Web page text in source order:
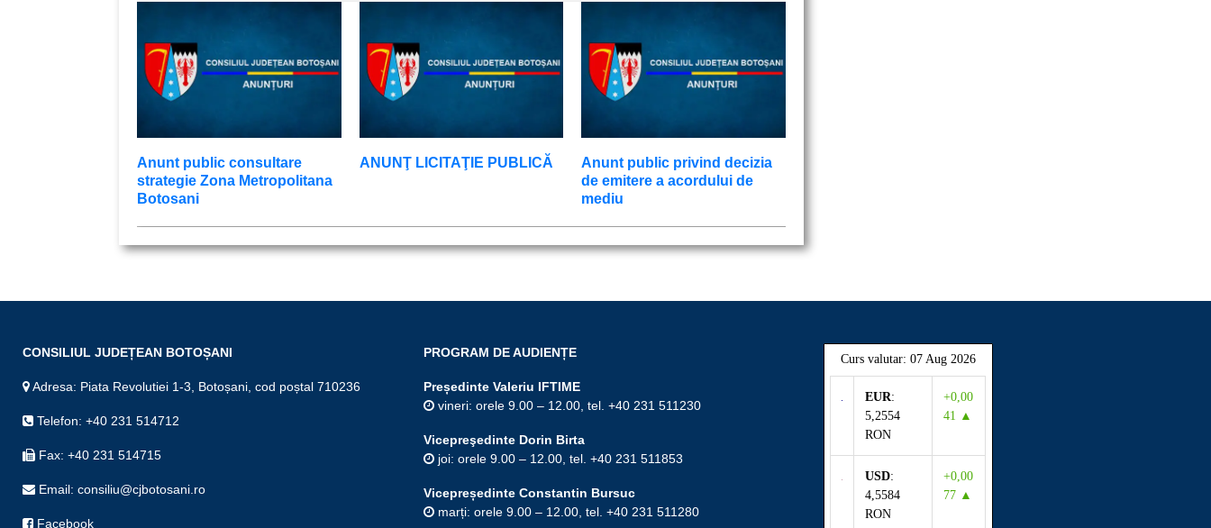
Anunt public consultare
strategie Zona Metropolitana
Botosani
ANUNŢ LICITAŢIE PUBLICĂ
Anunt public privind decizia
de emitere a acordului de
mediu
CONSILIUL JUDEȚEAN BOTOȘANI
Adresa: Piata Revolutiei 1-3, Botoșani, cod poștal 710236
Telefon: +40 231 514712
Fax: +40 231 514715
Email: consiliu@cjbotosani.ro
Facebook
PROGRAM DE AUDIENȚE
Președinte Valeriu IFTIME
vineri: orele 9.00 – 12.00, tel. +40 231 511230
Vicepreşedinte Dorin Birta
joi: orele 9.00 – 12.00, tel. +40 231 511853
Vicepreședinte Constantin Bursuc
marți: orele 9.00 – 12.00, tel. +40 231 511280
Curs valutar: 07 Aug 2026
EUR:
5,2554
RON
+0,00
41 ▲
USD:
4,5584
RON
+0,00
77 ▲